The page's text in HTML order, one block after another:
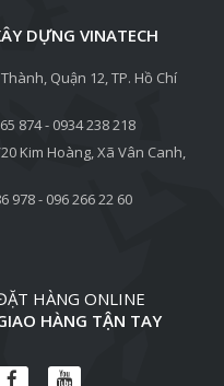
DỰNG VINATECH
Quận 12, TP. Hồ Chí
874 - 0934 238 218
Kim Hoàng, Xã Vân Canh,
978 - 096 266 22 60
HÀNG ONLINE
HÀNG TẬN TAY